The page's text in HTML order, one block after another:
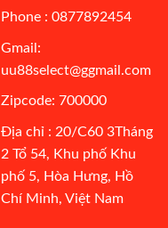
Phone : 0877892454
Gmail:
uu88select@ggmail.com
Zipcode: 700000
Địa chỉ : 20/C60 3Tháng
2 Tổ 54, Khu phố Khu
phố 5, Hòa Hưng, Hồ
Chí Minh, Việt Nam